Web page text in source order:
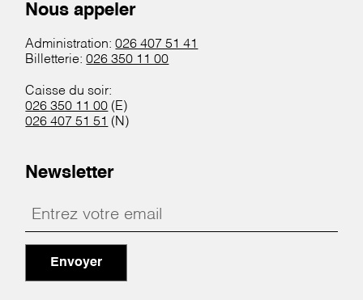
Nous appeler
Administration:026 407 51 41
Billetterie:026 350 11 00
Caisse du soir:
026 350 11 00 (E)
026 407 51 51 (N)
Newsletter
Envoyer